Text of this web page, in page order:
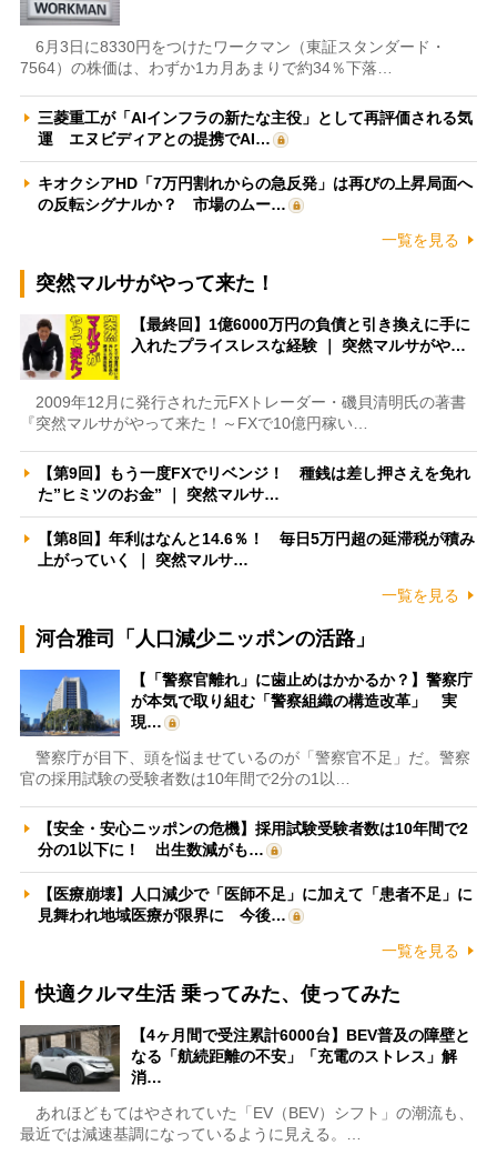
6月3日に8330円をつけたワークマン（東証スタンダード・
7564）の株価は、わずか1カ月あまりで約34％下落…
三菱重工が「AIインフラの新たな主役」として再評価される気
運 エヌビディアとの提携でAI…
キオクシアHD「7万円割れからの急反発」は再びの上昇局面へ
の反転シグナルか？ 市場のムー…
一覧を見る
突然マルサがやって来た！
【最終回】1億6000万円の負債と引き換えに手に
入れたプライスレスな経験 ｜ 突然マルサがや…
2009年12月に発行された元FXトレーダー・磯貝清明氏の著書
『突然マルサがやって来た！～FXで10億円稼い…
【第9回】もう一度FXでリベンジ！ 種銭は差し押さえを免れ
た”ヒミツのお金” ｜ 突然マルサ…
【第8回】年利はなんと14.6％！ 毎日5万円超の延滞税が積み
上がっていく ｜ 突然マルサ…
一覧を見る
河合雅司「人口減少ニッポンの活路」
【「警察官離れ」に歯止めはかかるか？】警察庁
が本気で取り組む「警察組織の構造改革」 実
現…
警察庁が目下、頭を悩ませているのが「警察官不足」だ。警察
官の採用試験の受験者数は10年間で2分の1以…
【安全・安心ニッポンの危機】採用試験受験者数は10年間で2
分の1以下に！ 出生数減がも…
【医療崩壊】人口減少で「医師不足」に加えて「患者不足」に
見舞われ地域医療が限界に 今後…
一覧を見る
快適クルマ生活 乗ってみた、使ってみた
【4ヶ月間で受注累計6000台】BEV普及の障壁と
なる「航続距離の不安」「充電のストレス」解
消…
あれほどもてはやされていた「EV（BEV）シフト」の潮流も、
最近では減速基調になっているように見える。…